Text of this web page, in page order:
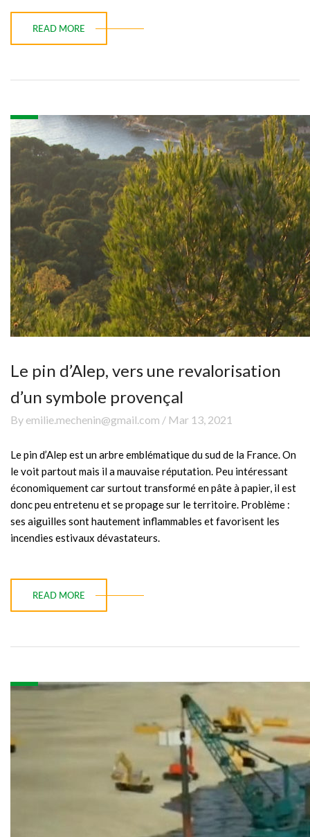
READ MORE
Le pin d’Alep, vers une revalorisation
d’un symbole provençal
By emilie.mechenin@gmail.com / Mar 13, 2021
Le pin d’Alep est un arbre emblématique du sud de la France. On
le voit partout mais il a mauvaise réputation. Peu intéressant
économiquement car surtout transformé en pâte à papier, il est
donc peu entretenu et se propage sur le territoire. Problème :
ses aiguilles sont hautement inflammables et favorisent les
incendies estivaux dévastateurs.
READ MORE